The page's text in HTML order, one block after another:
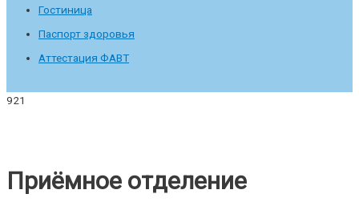
Гостиница
Паспорт здоровья
Аттестация ФАВТ
Приёмное отделение